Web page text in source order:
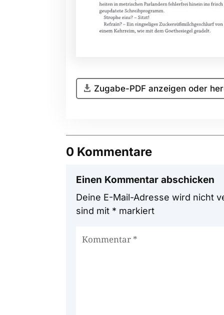
Zugabe-PDF anzeigen oder
0 Kommentare
Einen Kommentar abschicken
Deine E-Mail-Adresse wird nicht
sind mit * markiert